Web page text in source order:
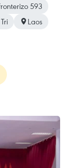
593
Laos